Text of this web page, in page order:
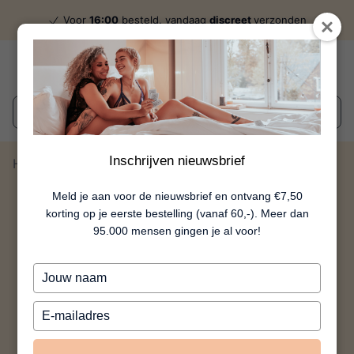
Inschrijven nieuwsbrief
Meld je aan voor de nieuwsbrief en ontvang €7,50
korting op je eerste bestelling (vanaf 60,-). Meer dan
95.000 mensen gingen je al voor!
Typ
je
naam
Typ
je
e-
Voor 16:00 besteld, vandaag discreetverzonden
Wat zoek je?
Home Lavish Lover